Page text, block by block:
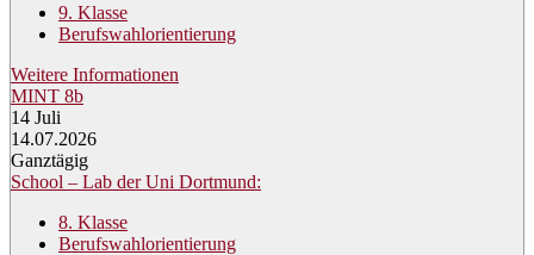
9. Klasse
Berufswahlorientierung
Weitere Informationen
MINT 8b
14 Juli
14.07.2026
Ganztägig
School – Lab der Uni Dortmund:
8. Klasse
Berufswahlorientierung